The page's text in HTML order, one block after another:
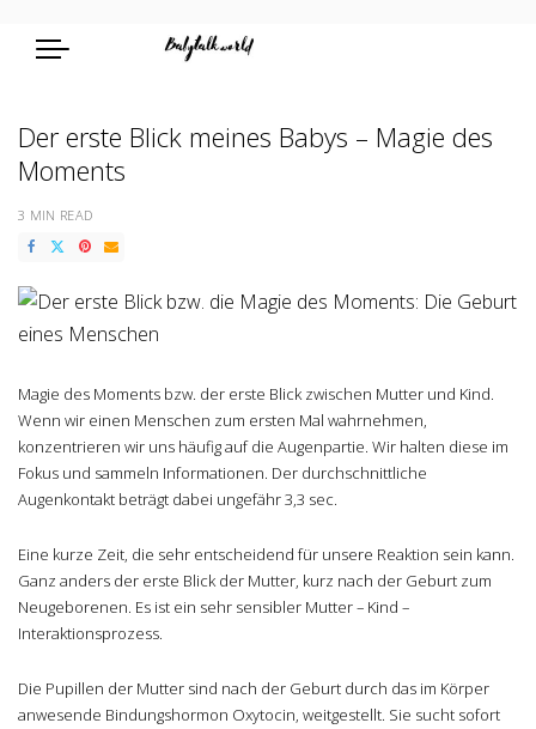
Der erste Blick meines Babys – Magie des
Moments
3 MIN READ
Magie des Moments bzw. der erste Blick zwischen Mutter und Kind.
Wenn wir einen Menschen zum ersten Mal wahrnehmen,
konzentrieren wir uns häufig auf die Augenpartie. Wir halten diese im
Fokus und sammeln Informationen. Der durchschnittliche
Augenkontakt beträgt dabei ungefähr 3,3 sec.
Eine kurze Zeit, die sehr entscheidend für unsere Reaktion sein kann.
Ganz anders der erste Blick der Mutter, kurz nach der Geburt zum
Neugeborenen. Es ist ein sehr sensibler Mutter – Kind –
Interaktionsprozess.
Die Pupillen der Mutter sind nach der Geburt durch das im Körper
anwesende Bindungshormon Oxytocin, weitgestellt. Sie sucht sofort